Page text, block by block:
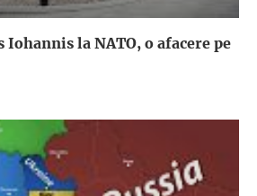
Iohannis la NATO, o afacere pe